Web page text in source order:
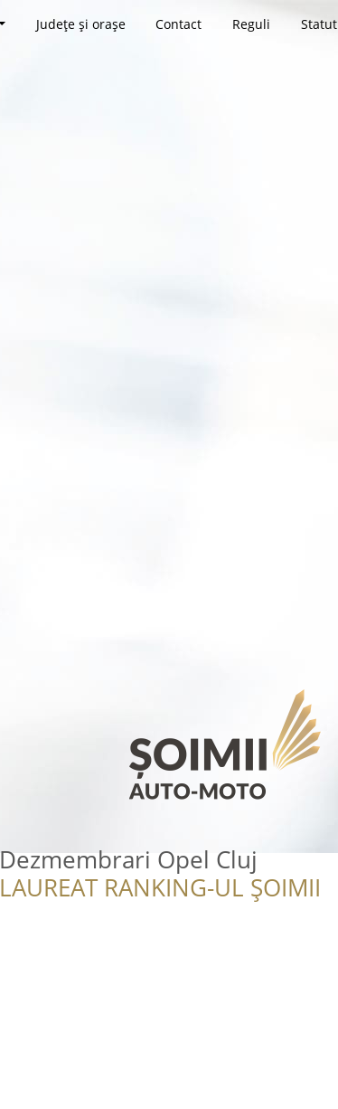
Județe și orașe Contact Reguli Statut
Dezmembrari Opel Cluj
LAUREAT RANKING-UL ȘOIMII